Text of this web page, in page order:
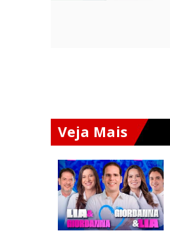
Veja Mais